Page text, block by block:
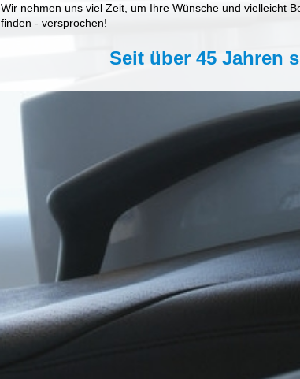
Wir nehmen uns viel Zeit, um Ihre Wünsche und vielleicht
finden - versprochen!
Seit über 45 Jahren